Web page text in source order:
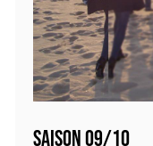
SAISON 09/10